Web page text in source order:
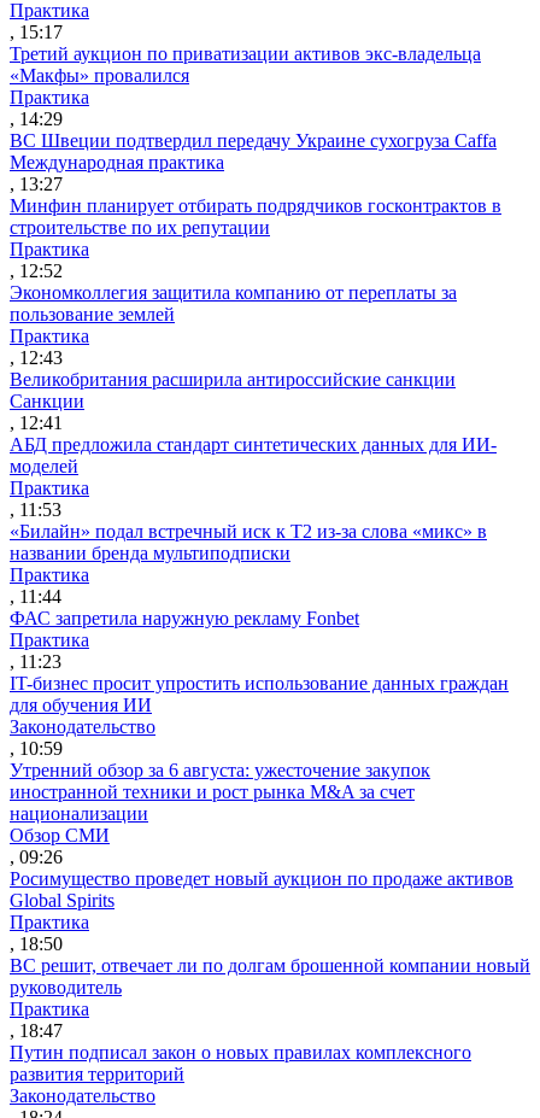
Практика
, 15:17
Третий аукцион по приватизации активов экс-владельца
«Макфы» провалился
Практика
, 14:29
ВС Швеции подтвердил передачу Украине сухогруза Caffa
Международная практика
, 13:27
Минфин планирует отбирать подрядчиков госконтрактов в
строительстве по их репутации
Практика
, 12:52
Экономколлегия защитила компанию от переплаты за
пользование землей
Практика
, 12:43
Великобритания расширила антироссийские санкции
Санкции
, 12:41
АБД предложила стандарт синтетических данных для ИИ-
моделей
Практика
, 11:53
«Билайн» подал встречный иск к Т2 из-за слова «микс» в
названии бренда мультиподписки
Практика
, 11:44
ФАС запретила наружную рекламу Fonbet
Практика
, 11:23
IT-бизнес просит упростить использование данных граждан
для обучения ИИ
Законодательство
, 10:59
Утренний обзор за 6 августа: ужесточение закупок
иностранной техники и рост рынка M&A за счет
национализации
Обзор СМИ
, 09:26
Росимущество проведет новый аукцион по продаже активов
Global Spirits
Практика
, 18:50
ВС решит, отвечает ли по долгам брошенной компании новый
руководитель
Практика
, 18:47
Путин подписал закон о новых правилах комплексного
развития территорий
Законодательство